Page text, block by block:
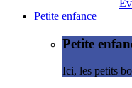
Petite enfance
Petite
Ici, les petits